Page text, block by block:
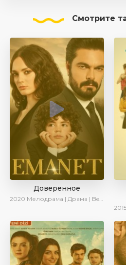
Смотрите
Доверенное
2020 Мелодрама | Драма | BeniAffet